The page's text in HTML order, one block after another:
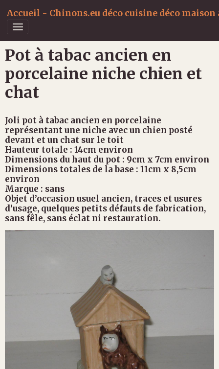
Accueil - Chinons.eu déco cuisine déco
Pot à tabac ancien en
porcelaine niche chien et
chat
Joli pot à tabac ancien en porcelaine
représentant une niche avec un chien posté
devant et un chat sur le toit
Hauteur totale : 14cm environ
Dimensions du haut du pot : 9cm x 7cm environ
Dimensions totales de la base : 11cm x 8,5cm
environ
Marque : sans
Objet d’occasion usuel ancien, traces et usures
d’usage, quelques petits défauts de fabrication,
sans fêle, sans éclat ni restauration.